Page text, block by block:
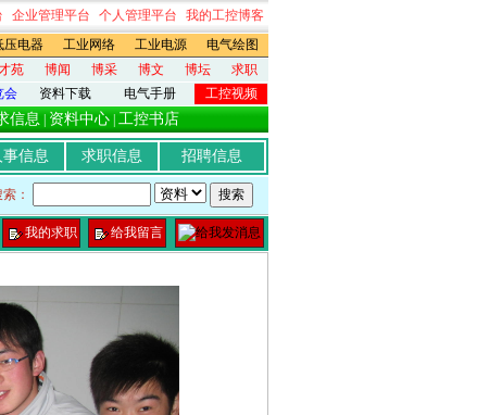
企业管理平台 个人管理平台
我的工控博客
压电器 工业网络 工业电源
电气绘图
苑 博闻 博采 博文 博坛
求职
会 资料下载 电气手册 工控视频
信息 资料中心 工控书店
事信息 求职信息 招聘信息
：
我的求职 给我留言